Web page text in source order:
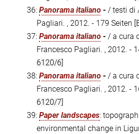
36: Panorama italiano - / testi di
Pagliari. , 2012. - 179 Seiten
37: Panorama italiano - / a cura
Francesco Pagliari. , 2012. -
6120/6]
38: Panorama italiano - / a cura
Francesco Pagliari. , 2012. -
6120/7]
39: Paper landscapes:
environmental change in